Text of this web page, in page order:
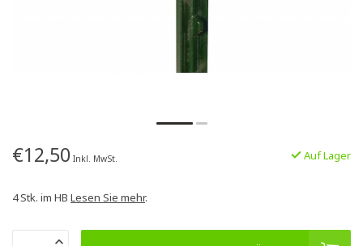
€12,50 Inkl. MwSt. Auf Lager
4 Stk. im HB Lesen Sie mehr.